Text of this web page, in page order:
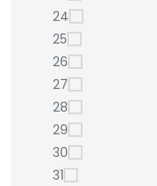
24
25
26
27
28
29
30
31